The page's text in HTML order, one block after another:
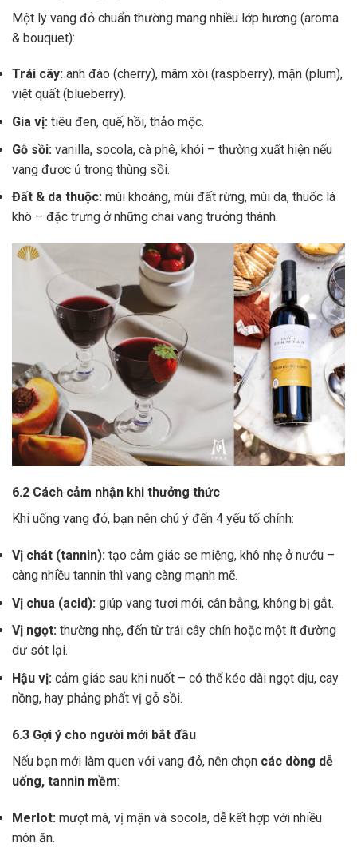
Một ly vang đỏ chuẩn thường mang nhiều lớp hương (aroma
& bouquet):
Trái cây: anh đào (cherry), mâm xôi (raspberry), mận (plum),
việt quất (blueberry).
Gia vị: tiêu đen, quế, hồi, thảo mộc.
Gỗ sồi: vanilla, socola, cà phê, khói – thường xuất hiện nếu
vang được ủ trong thùng sồi.
Đất & da thuộc: mùi khoáng, mùi đất rừng, mùi da, thuốc lá
khô – đặc trưng ở những chai vang trưởng thành.
6.2 Cách cảm nhận khi thưởng thức
Khi uống vang đỏ, bạn nên chú ý đến 4 yếu tố chính:
Vị chát (tannin): tạo cảm giác se miệng, khô nhẹ ở nướu –
càng nhiều tannin thì vang càng mạnh mẽ.
Vị chua (acid): giúp vang tươi mới, cân bằng, không bị gắt.
Vị ngọt: thường nhẹ, đến từ trái cây chín hoặc một ít đường
dư sót lại.
Hậu vị: cảm giác sau khi nuốt – có thể kéo dài ngọt dịu, cay
nồng, hay phảng phất vị gỗ sồi.
6.3 Gợi ý cho người mới bắt đầu
Nếu bạn mới làm quen với vang đỏ, nên chọn các dòng dễ
uống, tannin mềm:
Merlot: mượt mà, vị mận và socola, dễ kết hợp với nhiều
món ăn.